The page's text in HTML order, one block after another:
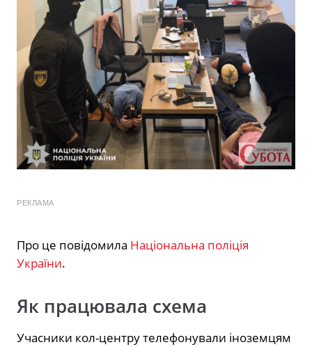
РЕКЛАМА
Про це повідомила Національна поліція
України.
Як працювала схема
Учасники кол-центру телефонували іноземцям